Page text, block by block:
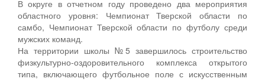
В округе в отчетном году проведено два мероприятия
областного уровня: Чемпионат Тверской области по
самбо, Чемпионат Тверской области по футболу среди
мужских команд.
На территории школы №5 завершилось строительство
физкультурно-оздоровительного комплекса открытого
типа, включающего футбольное поле с искусственным